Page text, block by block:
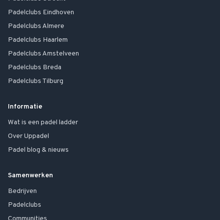
Padelclubs Eindhoven
Padelclubs Almere
Padelclubs Haarlem
Padelclubs Amstelveen
Padelclubs Breda
Padelclubs Tilburg
Informatie
Wat is een padel ladder
Over Uppadel
Padel blog & nieuws
Samenwerken
Bedrijven
Padelclubs